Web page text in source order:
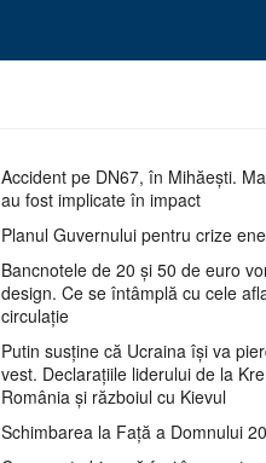
Accident pe DN67, în Mihăești.
au fost implicate în impact
Planul Guvernului pentru crize
Bancnotele de 20 și 50 de euro
design. Ce se întâmplă cu cele
circulație
Putin susține că Ucraina își va
vest. Declarațiile liderului de la
România și războiul cu Kievul
Schimbarea la Față a Domnului